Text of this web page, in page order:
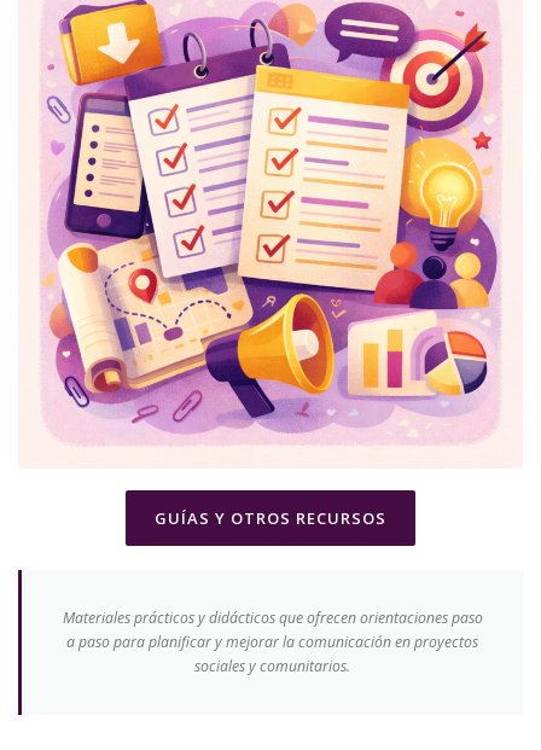
GUÍAS Y OTROS RECURSOS
Materiales prácticos y didácticos que ofrecen orientaciones paso
a paso para planificar y mejorar la comunicación en proyectos
sociales y comunitarios.